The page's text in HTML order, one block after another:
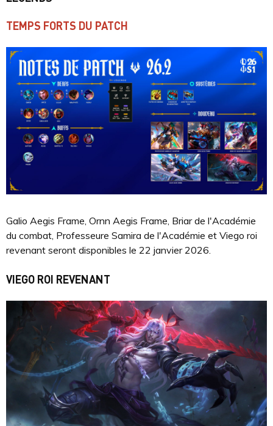
TEMPS FORTS DU PATCH
Galio Aegis Frame, Ornn Aegis Frame, Briar de l'Académie
du combat, Professeure Samira de l'Académie et Viego roi
revenant seront disponibles le 22 janvier 2026.
VIEGO ROI REVENANT